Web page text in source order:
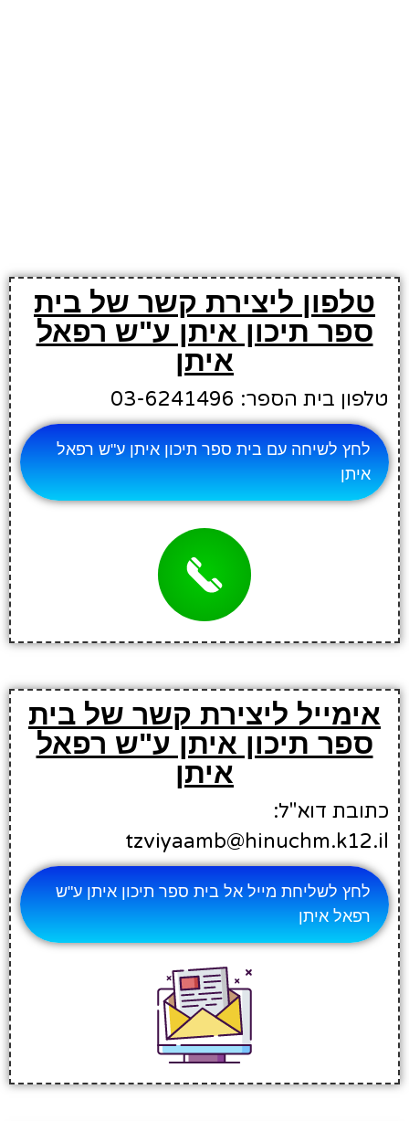
טלפון ליצירת קשר של בית
ספר תיכון איתן ע"ש רפאל
איתן
טלפון בית הספר: 03-6241496
לחץ לשיחה עם בית ספר תיכון איתן ע"ש רפאל
איתן
אימייל ליצירת קשר של בית
ספר תיכון איתן ע"ש רפאל
איתן
כתובת דוא"ל:
tzviyaamb@hinuchm.k12.il
לחץ לשליחת מייל אל בית ספר תיכון איתן ע"ש
רפאל איתן